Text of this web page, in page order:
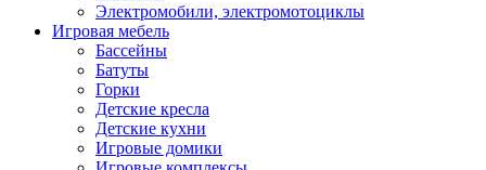
Электромобили, электромотоциклы
Игровая мебель
Бассейны
Батуты
Горки
Детские кресла
Детские кухни
Игровые домики